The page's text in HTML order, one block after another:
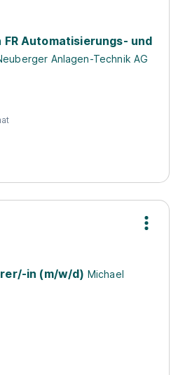
Automatisierungs- und
Anlagen-Technik AG
in (m/w/d) Michael